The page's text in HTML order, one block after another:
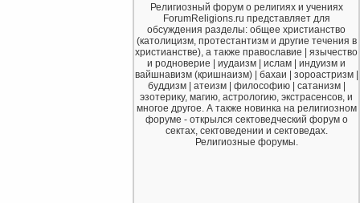
Религиозный форум о религиях и учениях
ForumReligions.ru представляет для
обсуждения разделы: общее христианство
(католицизм, протестантизм и другие течения в
христианстве), а также православие | язычество
и родноверие | иудаизм | ислам | индуизм и
вайшнавизм (кришнаизм) | бахаи | зороастризм |
буддизм | атеизм | философию | сатанизм |
эзотерику, магию, астрологию, экстрасенсов, и
многое другое. А также новинка на религиозном
форуме - открылся сектоведческий форум о
сектах, сектоведении и сектоведах.
Религиозные форумы.